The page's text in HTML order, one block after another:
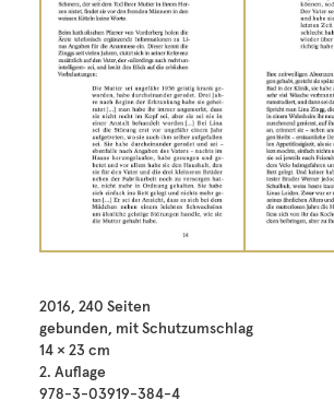
2016, 240 Seiten
gebunden, mit Schutzumschlag
14 × 23 cm
2. Auflage
978-3-03919-384-4